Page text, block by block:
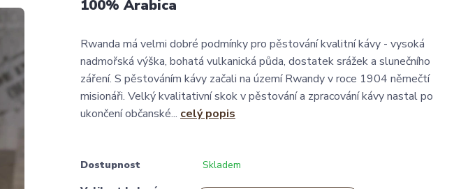
100% Arabica
Rwanda má velmi dobré podmínky pro pěstování kvalitní kávy - vysoká
nadmořská výška, bohatá vulkanická půda, dostatek srážek a slunečního
záření. S pěstováním kávy začali na území Rwandy v roce 1904 němečtí
misionáři. Velký kvalitativní skok v pěstování a zpracování kávy nastal po
ukončení občanské... celý popis
Dostupnost
Skladem